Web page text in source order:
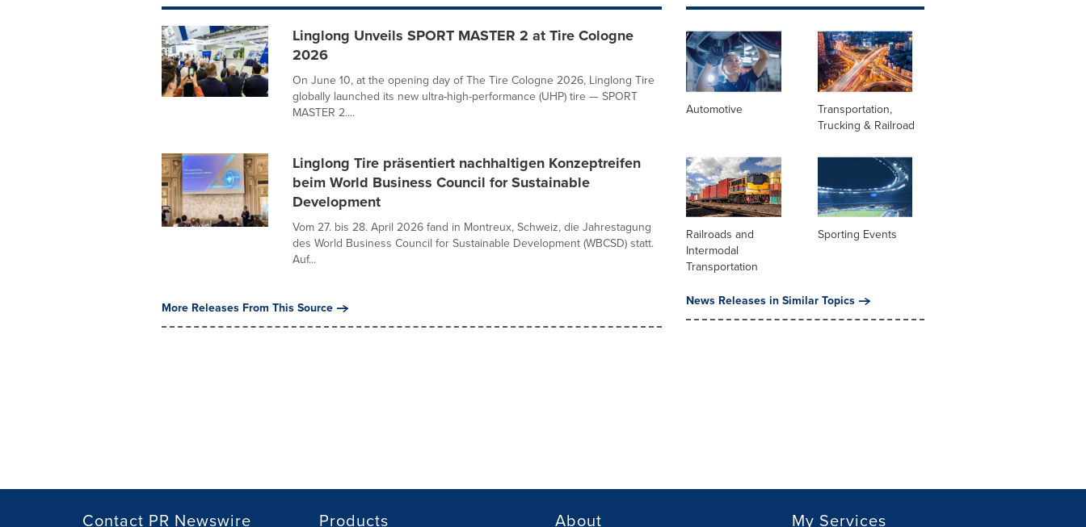
Linglong Unveils SPORT MASTER 2 at Tire Cologne
2026
On June 10, at the opening day of The Tire Cologne 2026, Linglong Tire
globally launched its new ultra-high-performance (UHP) tire — SPORT
MASTER 2....
Linglong Tire präsentiert nachhaltigen Konzeptreifen
beim World Business Council for Sustainable
Development
Vom 27. bis 28. April 2026 fand in Montreux, Schweiz, die Jahrestagung
des World Business Council for Sustainable Development (WBCSD) statt.
Auf...
More Releases From This Source
Automotive
Transportation,
Trucking & Railroad
Railroads and
Intermodal
Transportation
Sporting Events
News Releases in Similar Topics
Contact PR Newswire Products About My Services